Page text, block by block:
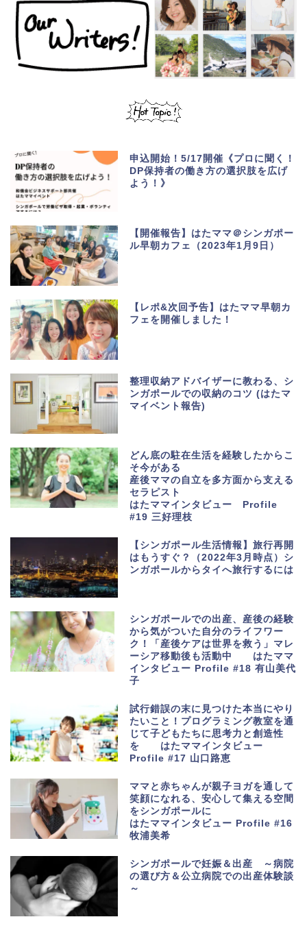
申込開始！5/17開催《プロに聞く！
DP保持者の働き方の選択肢を広げ
よう！》
【開催報告】はたママ＠シンガポー
ル早朝カフェ（2023年1月9日）
【レポ&次回予告】はたママ早朝カ
フェを開催しました！
整理収納アドバイザーに教わる、シ
ンガポールでの収納のコツ (はたマ
マイベント報告)
どん底の駐在生活を経験したからこ
そ今がある
産後ママの自立を多方面から支える
セラピスト
はたママインタビュー Profile
#19 三好理枝
【シンガポール生活情報】旅行再開
はもうすぐ？（2022年3月時点）シ
ンガポールからタイへ旅行するには
シンガポールでの出産、産後の経験
から気がついた自分のライフワー
ク！「産後ケアは世界を救う」マレ
ーシア移動後も活動中 はたママ
インタビュー Profile #18 有山美代
子
試行錯誤の末に見つけた本当にやり
たいこと！プログラミング教室を通
じて子どもたちに思考力と創造性
を はたママインタビュー
Profile #17 山口路恵
ママと赤ちゃんが親子ヨガを通して
笑顔になれる、安心して集える空間
をシンガポールに
はたママインタビュー Profile #16
牧浦美希
シンガポールで妊娠＆出産 ～病院
の選び方＆公立病院での出産体験談
～